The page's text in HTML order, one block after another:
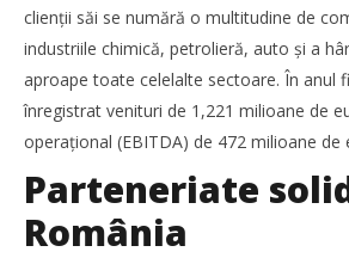
TransLogistica România 2026 reunește
clienții săi se numără o multitudine de
industriile chimică, petrolieră, auto și a
aproape toate celelalte sectoare. În anul
înregistrat venituri de 1,221 milioane de
operațional (EBITDA) de 472 milioane de
Parteneriate
România